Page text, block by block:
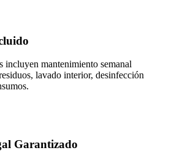
incluyen mantenimiento semanal
lavado interior, desinfección
Garantizado